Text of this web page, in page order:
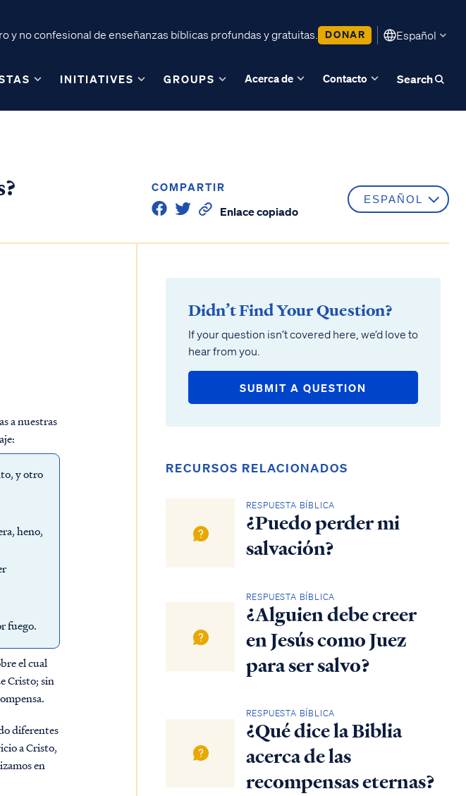
y no confesional de enseñanzas bíblicas profundas y gratuitas. DONAR Español
INITIATIVES GROUPS Acerca de Contacto Search
COMPARTIR
Enlace copiado
a nuestras
y otro
heno,
fuego.
el cual
Cristo; sin
diferentes
a Cristo,
en
Didn’t Find Your Question?
If your question isn’t covered here, we’d love to
hear from you.
SUBMIT A QUESTION
RECURSOS RELACIONADOS
RESPUESTA BÍBLICA
¿Puedo perder mi
salvación?
RESPUESTA BÍBLICA
¿Alguien debe creer
en Jesús como Juez
para ser salvo?
RESPUESTA BÍBLICA
¿Qué dice la Biblia
acerca de las
recompensas eternas?